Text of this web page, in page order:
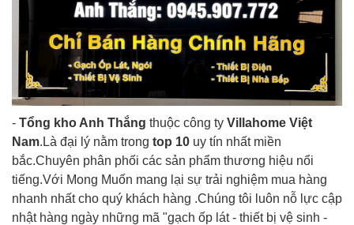
- Tổng kho Anh Thắng thuộc công ty Villahome Việt
Nam.Là đại lý nằm trong top 10 uy tín nhất miền
bắc.Chuyên phân phối các sản phẩm thương hiệu nổi
tiếng.Với Mong Muốn mang lại sự trải nghiệm mua hàng
nhanh nhất cho quý khách hàng .Chúng tôi luôn nỗ lực cập
nhật hàng ngày những mã "gạch ốp lát - thiết bị vệ sinh -